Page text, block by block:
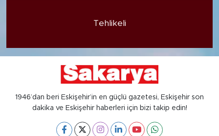
Tehlikeli
1946’dan beri Eskişehir’in en güçlü gazetesi, Eskişehir son
dakika ve Eskişehir haberleri için bizi takip edin!